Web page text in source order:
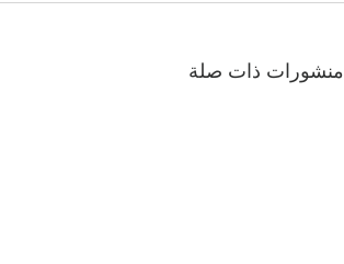
منشورات ذات صلة